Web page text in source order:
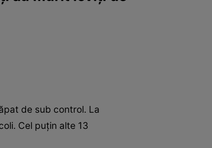
de sub control. La
Cel puțin alte 13